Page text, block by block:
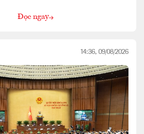
Đọc ngay
14:36, 09/08/2026